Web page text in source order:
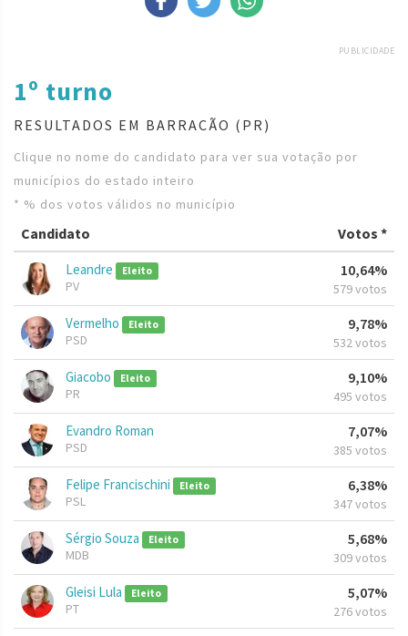
PUBLICIDADE
1º turno
RESULTADOS EM BARRACÃO (PR)
Clique no nome do candidato para ver sua votação por
municípios do estado inteiro
* % dos votos válidos no município
Candidato Votos *
Leandre Eleito
PV
10,64%
579 votos
Vermelho Eleito
PSD
9,78%
532 votos
Giacobo Eleito
PR
9,10%
495 votos
Evandro Roman
PSD
7,07%
385 votos
Felipe Francischini Eleito
PSL
6,38%
347 votos
Sérgio Souza Eleito
MDB
5,68%
309 votos
Gleisi Lula Eleito
PT
5,07%
276 votos